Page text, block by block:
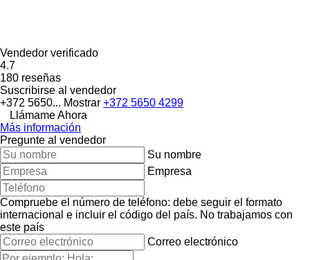
Vendedor verificado
4.7
180 reseñas
Suscribirse al vendedor
+372 5650... Mostrar +372 5650 4299
Llámame Ahora
Más información
Pregunte al vendedor
Su nombre
Empresa
Compruebe el número de teléfono: debe seguir el formato
internacional e incluir el código del país. No trabajamos con
este país
Correo electrónico